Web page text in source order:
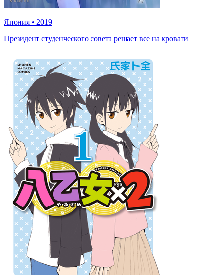
Япония • 2019
Президент студенческого совета решает все на кровати